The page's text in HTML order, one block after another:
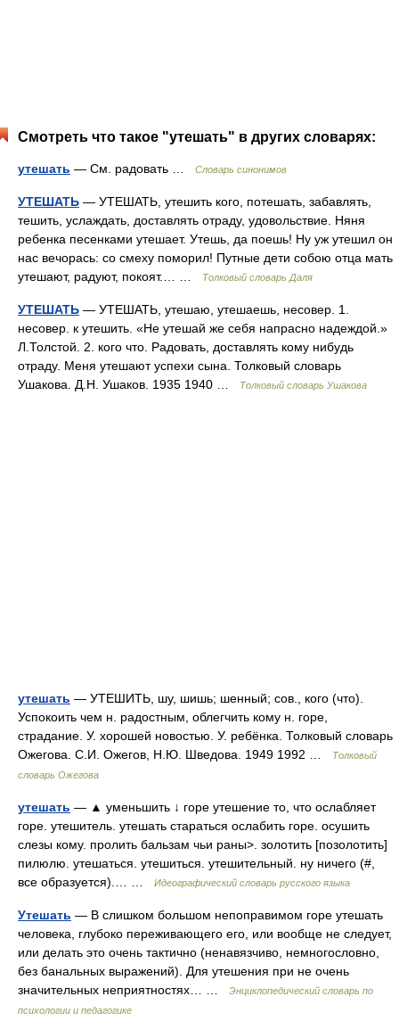
Смотреть что такое "утешать" в других словарях:
утешать — См. радовать … Словарь синонимов
УТЕШАТЬ — УТЕШАТЬ, утешить кого, потешать, забавлять,
тешить, услаждать, доставлять отраду, удовольствие. Няня
ребенка песенками утешает. Утешь, да поешь! Ну уж утешил он
нас вечорась: со смеху поморил! Путные дети собою отца мать
утешают, радуют, покоят.… …
Толковый словарь Даля
УТЕШАТЬ — УТЕШАТЬ, утешаю, утешаешь, несовер. 1.
несовер. к утешить. «Не утешай же себя напрасно надеждой.»
Л.Толстой. 2. кого что. Радовать, доставлять кому нибудь
отраду. Меня утешают успехи сына. Толковый словарь
Ушакова. Д.Н. Ушаков. 1935 1940 …
Толковый словарь Ушакова
утешать — УТЕШИТЬ, шу, шишь; шенный; сов., кого (что).
Успокоить чем н. радостным, облегчить кому н. горе,
страдание. У. хорошей новостью. У. ребёнка. Толковый словарь
Ожегова. С.И. Ожегов, Н.Ю. Шведова. 1949 1992 …
Толковый
словарь Ожегова
утешать — ▲ уменьшить ↓ горе утешение то, что ослабляет
горе. утешитель. утешать стараться ослабить горе. осушить
слезы кому. пролить бальзам чьи раны>. золотить [позолотить]
пилюлю. утешаться. утешиться. утешительный. ну ничего (#,
все образуется).… …
Идеографический словарь русского языка
Утешать — В слишком большом непоправимом горе утешать
человека, глубоко переживающего его, или вообще не следует,
или делать это очень тактично (ненавязчиво, немногословно,
без банальных выражений). Для утешения при не очень
значительных неприятностях… …
Энциклопедический словарь по
психологии и педагогике